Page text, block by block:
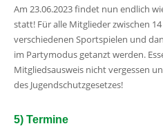
Am 23.06.2023 findet nun endlich
statt! Für alle Mitglieder zwischen
verschiedenen Sportspielen und
im Partymodus getanzt werden.
Mitgliedsausweis nicht vergessen
des Jugendschutzgesetzes!
5) Termine